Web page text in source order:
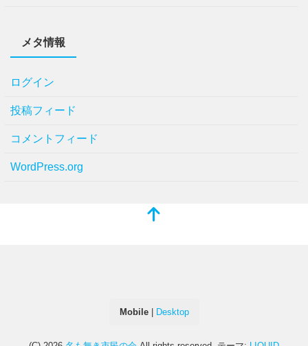
メタ情報
ログイン
投稿フィード
コメントフィード
WordPress.org
Mobile| Desktop